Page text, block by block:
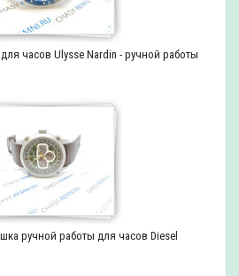
часов Ulysse Nardin - ручной работы
ручной работы для часов Diesel